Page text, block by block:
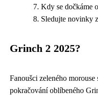
Kdy se dočkáme
Sledujte novinky
Grinch 2 2025?
Fanoušci zeleného
pokračování oblíbeného